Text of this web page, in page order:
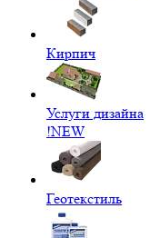
Кирпич
Услуги дизайна
!NEW
Геотекстиль